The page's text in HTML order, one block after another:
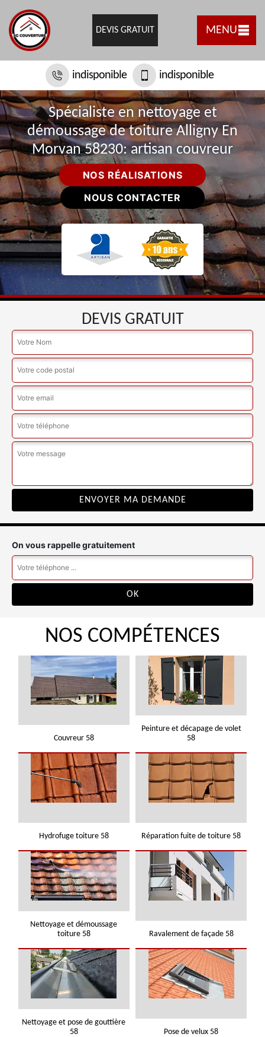
DEVIS GRATUIT MENU
indisponible indisponible
Spécialiste en nettoyage et
démoussage de toiture Alligny En
Morvan 58230: artisan couvreur
NOS RÉALISATIONS
NOUS CONTACTER
DEVIS GRATUIT
On vous rappelle gratuitement
NOS COMPÉTENCES
Couvreur 58
Peinture et décapage de volet
58
Hydrofuge toiture 58 Réparation fuite de toiture 58
Nettoyage et démoussage
toiture 58
Ravalement de façade 58
Nettoyage et pose de gouttière
58
Pose de velux 58